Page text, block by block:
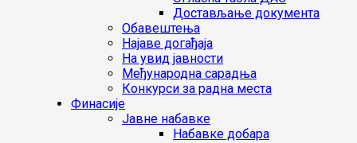
Достављање документа
Обавештења
Најаве догађаја
На увид јавности
Међународна сарадња
Конкурси за радна места
Финасије
Јавне набавке
Набавке добара